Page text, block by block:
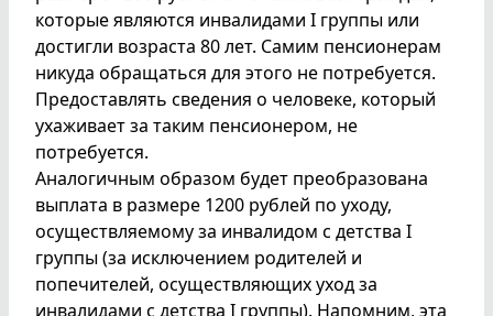
которые являются инвалидами I группы или
достигли возраста 80 лет. Самим пенсионерам
никуда обращаться для этого не потребуется.
Предоставлять сведения о человеке, который
ухаживает за таким пенсионером, не
потребуется.
Аналогичным образом будет преобразована
выплата в размере 1200 рублей по уходу,
осуществляемому за инвалидом с детства I
группы (за исключением родителей и
попечителей, осуществляющих уход за
инвалидами с детства I группы). Напомним, эта